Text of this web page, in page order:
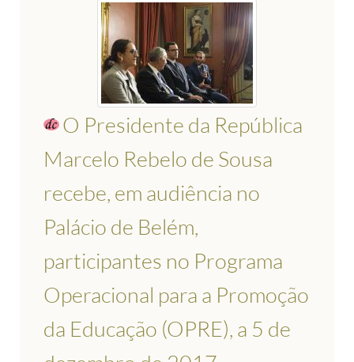
O Presidente da República
Marcelo Rebelo de Sousa
recebe, em audiência no
Palácio de Belém,
participantes no Programa
Operacional para a Promoção
da Educação (OPRE), a 5 de